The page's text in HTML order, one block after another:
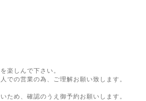
楽しんで下さい。
での営業の為、ご理解お願い致します。
ため、確認のうえ御予約お願いします。